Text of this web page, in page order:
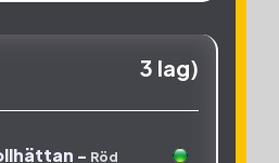
3 lag)
- Röd